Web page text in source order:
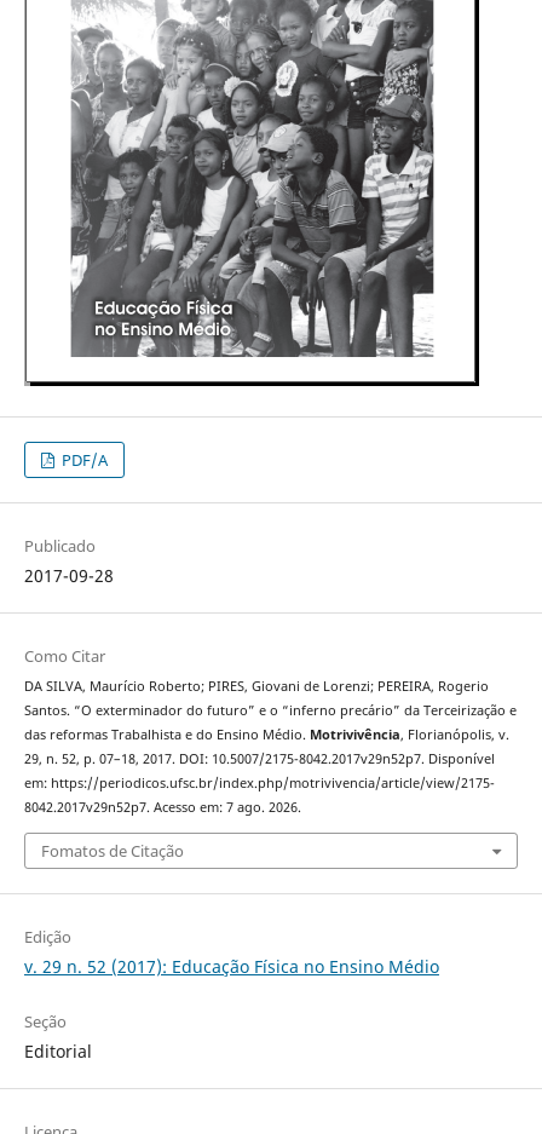
PDF/A
Publicado
2017-09-28
Como Citar
DA SILVA, Maurício Roberto; PIRES, Giovani de Lorenzi; PEREIRA, Rogerio
Santos. “O exterminador do futuro” e o “inferno precário” da Terceirização e
das reformas Trabalhista e do Ensino Médio. Motrivivência, Florianópolis, v.
29, n. 52, p. 07–18, 2017. DOI: 10.5007/2175-8042.2017v29n52p7. Disponível
em: https://periodicos.ufsc.br/index.php/motrivivencia/article/view/2175-
8042.2017v29n52p7. Acesso em: 7 ago. 2026.
Fomatos de Citação
Edição
v. 29 n. 52 (2017): Educação Física no Ensino Médio
Seção
Editorial